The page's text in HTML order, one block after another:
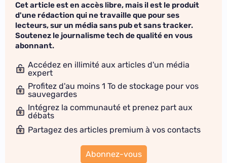
Cet article est en accès libre, mais il est le produit
d'une rédaction qui ne travaille que pour ses
lecteurs, sur un média sans pub et sans tracker.
Soutenez le journalisme tech de qualité en vous
abonnant.
Accédez en illimité aux articles d'un média
expert
Profitez d'au moins 1 To de stockage pour vos
sauvegardes
Intégrez la communauté et prenez part aux
débats
Partagez des articles premium à vos contacts
Abonnez-vous